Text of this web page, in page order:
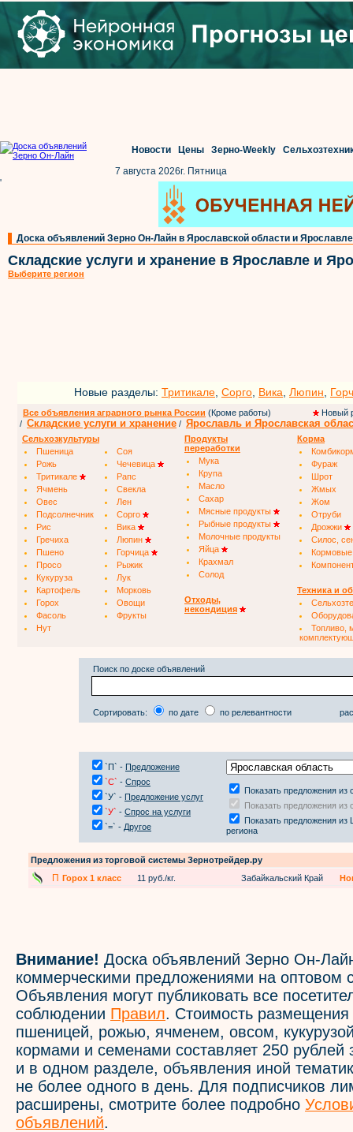
Новости Цены Зерно-Weekly
7 августа 2026г. Пятница
'
Доска объявлений Зерно Он-Лайн в Ярославской области и Ярославле
Складские услуги и хранение в Ярославле и
Выберите регион
Новые разделы: Тритикале Сорго Вика Люпин
Все объявления аграрного рынка России (Кроме работы)
Новый
/ Складские услуги и хранение / Ярославль и Ярославская
Сельхозкультуры
Пшеница
Соя
Рожь
Чечевица
Тритикале
Рапс
Ячмень
Свекла
Овес
Лен
Подсолнечник
Сорго
Рис
Вика
Гречиха
Люпин
Пшено
Горчица
Просо
Рыжик
Кукуруза
Лук
Картофель
Морковь
Горох
Овощи
Фасоль
Фрукты
Нут
Продукты
переработки
Мука
Крупа
Масло
Сахар
Мясные продукты
Рыбные продукты
Молочные продукты
Яйца
Крахмал
Солод
Отходы,
некондиция
Корма
Фураж
Шрот
Жмых
Жом
Отруби
Дрожжи
Силос,
Техника и
Топливо,
Поиск по доске объявлений
Сортировать: по дате по релевантности
`П` - Предложение
`С` - Спрос
`У` - Предложение услуг
`У` - Спрос на услуги
`=` - Другое
Показать предложения из
Показать предложения из
Показать предложения из
региона
Предложения из торговой системы Зернотрейдер.ру
П Горох 1 класс 11 руб./кг. Забайкальский Край
Внимание! Доска объявлений Зерно Он-
коммерческими предложениями на оптовом
Объявления могут публиковать все
соблюдении Правил. Стоимость
пшеницей, рожью, ячменем, овсом,
кормами и семенами составляет 250 рублей
и в одном разделе, объявления иной
не более одного в день. Для подписчиков
расширены, смотрите более подробно
объявлений.